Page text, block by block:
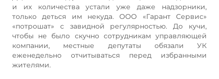
и их количества устали уже даже надзорники,
только деться им некуда. ООО «Гарант Сервис»
«потрошат» с завидной регулярностью. До кучи,
чтобы не было скучно сотрудникам управляющей
компании, местные депутаты обязали УК
еженедельно отчитываться перед избранными
жителями.